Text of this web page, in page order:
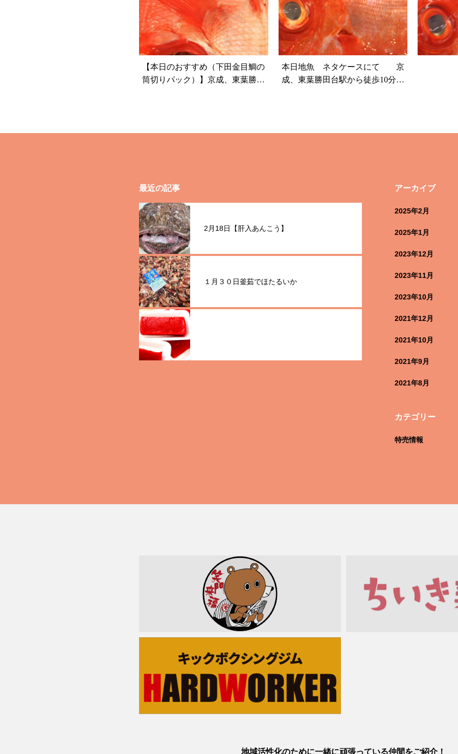
【本日のおすすめ（下田金目鯛の
筒切りパック）】京成、東葉勝田
本日地魚 ネタケースにて 京
成、東葉勝田台駅から徒歩10分
最近の記事
2月18日【肝入あんこう】
１月３０日釜茹でほたるいか
アーカイブ
2025年2月
2025年1月
2023年12月
2023年11月
2023年10月
2021年12月
2021年10月
2021年9月
2021年8月
カテゴリー
特売情報
地域活性化のために一緒に頑張っている仲間をご紹介！